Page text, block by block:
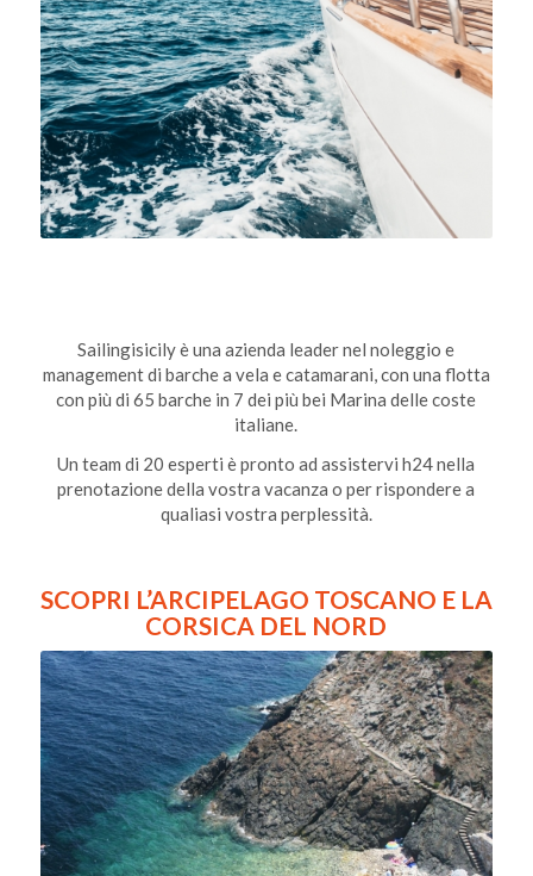
Sailingisicily è una azienda leader nel noleggio e
management di barche a vela e catamarani, con una flotta
con più di 65 barche in 7 dei più bei Marina delle coste
italiane.
Un team di 20 esperti è pronto ad assistervi h24 nella
prenotazione della vostra vacanza o per rispondere a
qualiasi vostra perplessità.
SCOPRI L’ARCIPELAGO TOSCANO E LA
CORSICA DEL NORD